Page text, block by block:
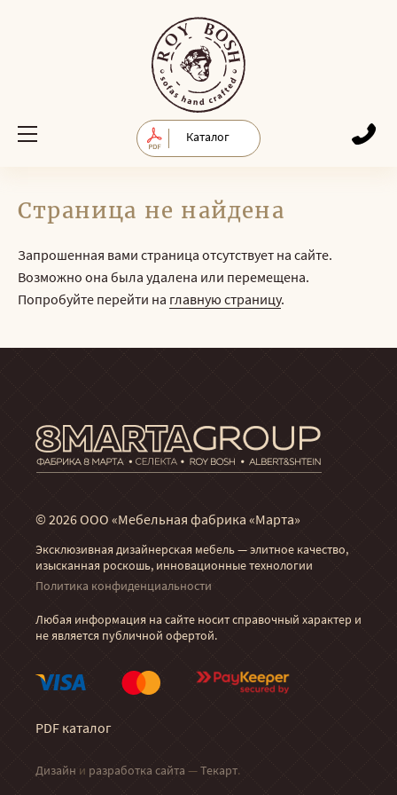
Каталог
Страница не найдена
Запрошенная вами страница отсутствует на сайте.
Возможно она была удалена или перемещена.
Попробуйте перейти на главную страницу.
© 2026 ООО «Мебельная фабрика «Марта»
Эксклюзивная дизайнерская мебель — элитное качество,
изысканная роскошь, инновационные технологии
Политика конфиденциальности
Любая информация на сайте носит справочный характер и
не является публичной офертой.
PDF каталог
Дизайн и разработка сайта — Текарт.